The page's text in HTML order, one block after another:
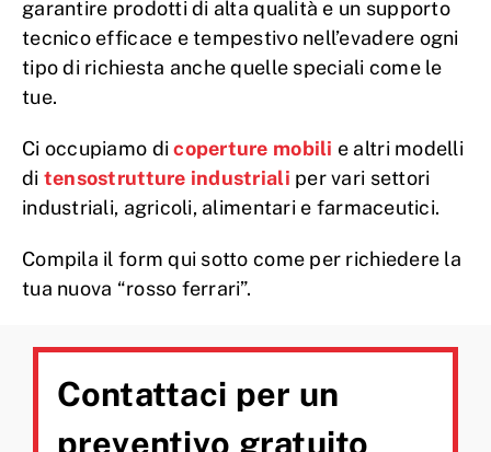
garantire prodotti di alta qualità e un supporto
tecnico efficace e tempestivo nell’evadere ogni
tipo di richiesta anche quelle speciali come le
tue.
Ci occupiamo di coperture mobili e altri modelli
di tensostrutture industriali per vari settori
industriali, agricoli, alimentari e farmaceutici.
Compila il form qui sotto come per richiedere la
tua nuova “rosso ferrari”.
Contattaci per un
preventivo gratuito